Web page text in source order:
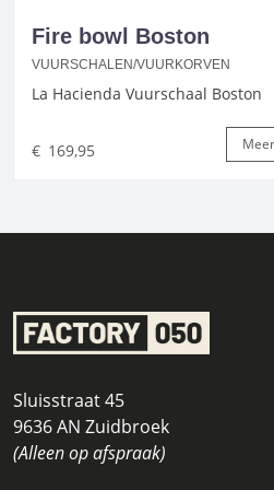
Fire bowl Boston
VUURSCHALEN/VUURKORVEN
La Hacienda Vuurschaal Boston
€ 169,95
Sluisstraat 45
9636 AN Zuidbroek
(Alleen op afspraak)